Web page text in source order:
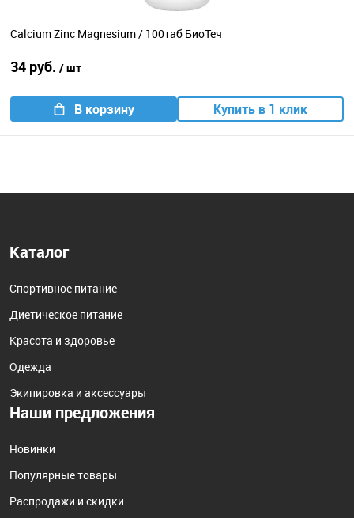
Calcium Zinc Magnesium / 100таб БиоТеч
34 руб. / шт
В корзину Купить в 1 клик
Каталог
Спортивное питание
Диетическое питание
Красота и здоровье
Одежда
Экипировка и аксессуары
Наши предложения
Новинки
Популярные товары
Распродажи и скидки